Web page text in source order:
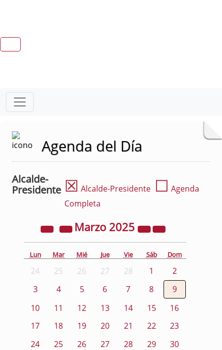
Agenda del Día
Alcalde-
Presidente ☒ Alcalde-Presidente ☐ Agenda
Completa
Marzo 2025
Lun Mar Mié Jue Vie Sáb Dom
24 25 26 27 28 1
2
3
4 5 6 7 8
9
10
11 12 13 14 15
16
17
18 19 20 21 22
23
24
25 26 27 28 29
30